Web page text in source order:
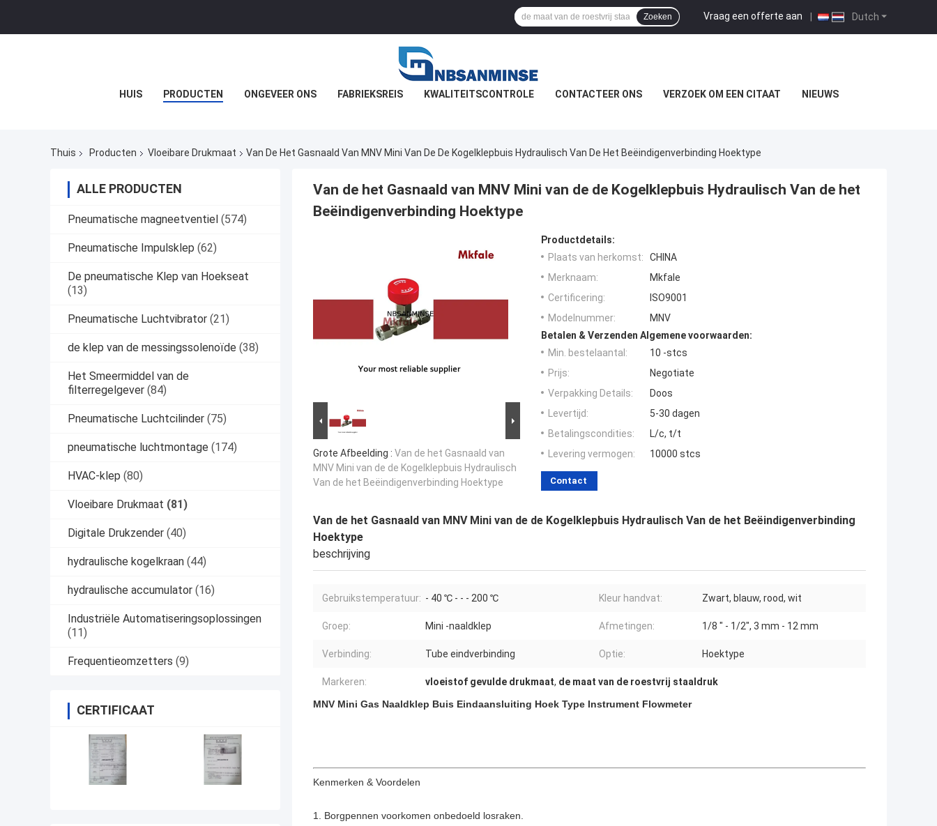
Dutch
Vraag een offerte aan |
Zoeken
HUIS PRODUCTEN ONGEVEER ONS FABRIEKSREIS KWALITEITSCONTROLE CONTACTEER ONS VERZOEK OM EEN CITAAT NIEUWS
Thuis Producten Vloeibare Drukmaat Van De Het Gasnaald Van MNV Mini Van De De Kogelklepbuis Hydraulisch Van De Het Beëindigenverbinding Hoektype
ALLE PRODUCTEN
Pneumatische magneetventiel (574)
Pneumatische Impulsklep (62)
De pneumatische Klep van Hoekseat
(13)
Pneumatische Luchtvibrator (21)
de klep van de messingssolenoïde (38)
Het Smeermiddel van de
filterregelgever (84)
Pneumatische Luchtcilinder (75)
pneumatische luchtmontage (174)
HVAC-klep (80)
Vloeibare Drukmaat (81)
Digitale Drukzender (40)
hydraulische kogelkraan (44)
hydraulische accumulator (16)
Industriële Automatiseringsoplossingen
(11)
Frequentieomzetters (9)
CERTIFICAAT
Van de het Gasnaald van MNV Mini van de de Kogelklepbuis Hydraulisch Van de het
Beëindigenverbinding Hoektype
Grote Afbeelding : Van de het Gasnaald van
MNV Mini van de de Kogelklepbuis Hydraulisch
Van de het Beëindigenverbinding Hoektype
Productdetails:
Plaats van herkomst:
CHINA
Merknaam:
Mkfale
Certificering:
ISO9001
Modelnummer:
MNV
Betalen & Verzenden Algemene voorwaarden:
Min. bestelaantal:
10 -stcs
Prijs:
Negotiate
Verpakking Details:
Doos
Levertijd:
5-30 dagen
Betalingscondities:
L/c, t/t
Levering vermogen:
10000 stcs
Contact
Van de het Gasnaald van MNV Mini van de de Kogelklepbuis Hydraulisch Van de het Beëindigenverbinding
Hoektype
beschrijving
Gebruikstemperatuur: - 40 ℃ - - - 200 ℃ Kleur handvat: Zwart, blauw, rood, wit
Groep: Mini -naaldklep Afmetingen: 1/8 " - 1/2", 3 mm - 12 mm
Verbinding: Tube eindverbinding Optie: Hoektype
Markeren: vloeistof gevulde drukmaat, de maat van de roestvrij staaldruk
MNV Mini Gas Naaldklep Buis Eindaansluiting Hoek Type Instrument Flowmeter
Kenmerken & Voordelen
1. Borgpennen voorkomen onbedoeld losraken.